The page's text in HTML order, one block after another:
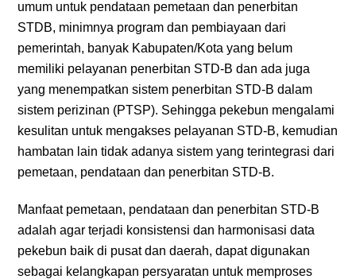
umum untuk pendataan pemetaan dan penerbitan
STDB, minimnya program dan pembiayaan dari
pemerintah, banyak Kabupaten/Kota yang belum
memiliki pelayanan penerbitan STD-B dan ada juga
yang menempatkan sistem penerbitan STD-B dalam
sistem perizinan (PTSP). Sehingga pekebun mengalami
kesulitan untuk mengakses pelayanan STD-B, kemudian
hambatan lain tidak adanya sistem yang terintegrasi dari
pemetaan, pendataan dan penerbitan STD-B.
Manfaat pemetaan, pendataan dan penerbitan STD-B
adalah agar terjadi konsistensi dan harmonisasi data
pekebun baik di pusat dan daerah, dapat digunakan
sebagai kelangkapan persyaratan untuk memproses